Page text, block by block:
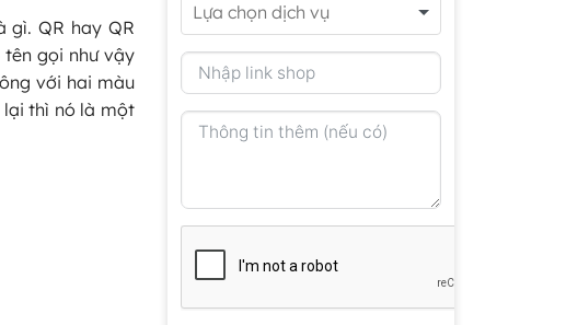
gì. QR hay QR
gọi như vậy
với hai màu
lại thì nó là một